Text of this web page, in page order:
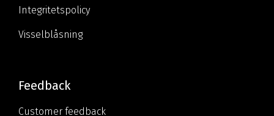
Integritetspolicy
Visselblåsning
Feedback
Customer feedback